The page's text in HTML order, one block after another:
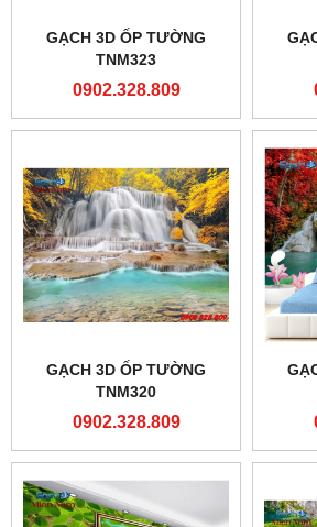
GẠCH 3D ỐP TƯỜNG
TNM323
0902.328.809
GẠCH 3D ỐP TƯỜNG
TNM320
0902.328.809